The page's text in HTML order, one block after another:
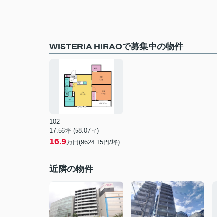
WISTERIA HIRAOで募集中の物件
102
17.56坪 (58.07㎡)
16.9万円(9624.15円/坪)
近隣の物件